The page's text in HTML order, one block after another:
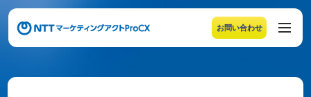
お問い合わせ
メニューの末尾です。Escape キーでメニューを閉じるこ